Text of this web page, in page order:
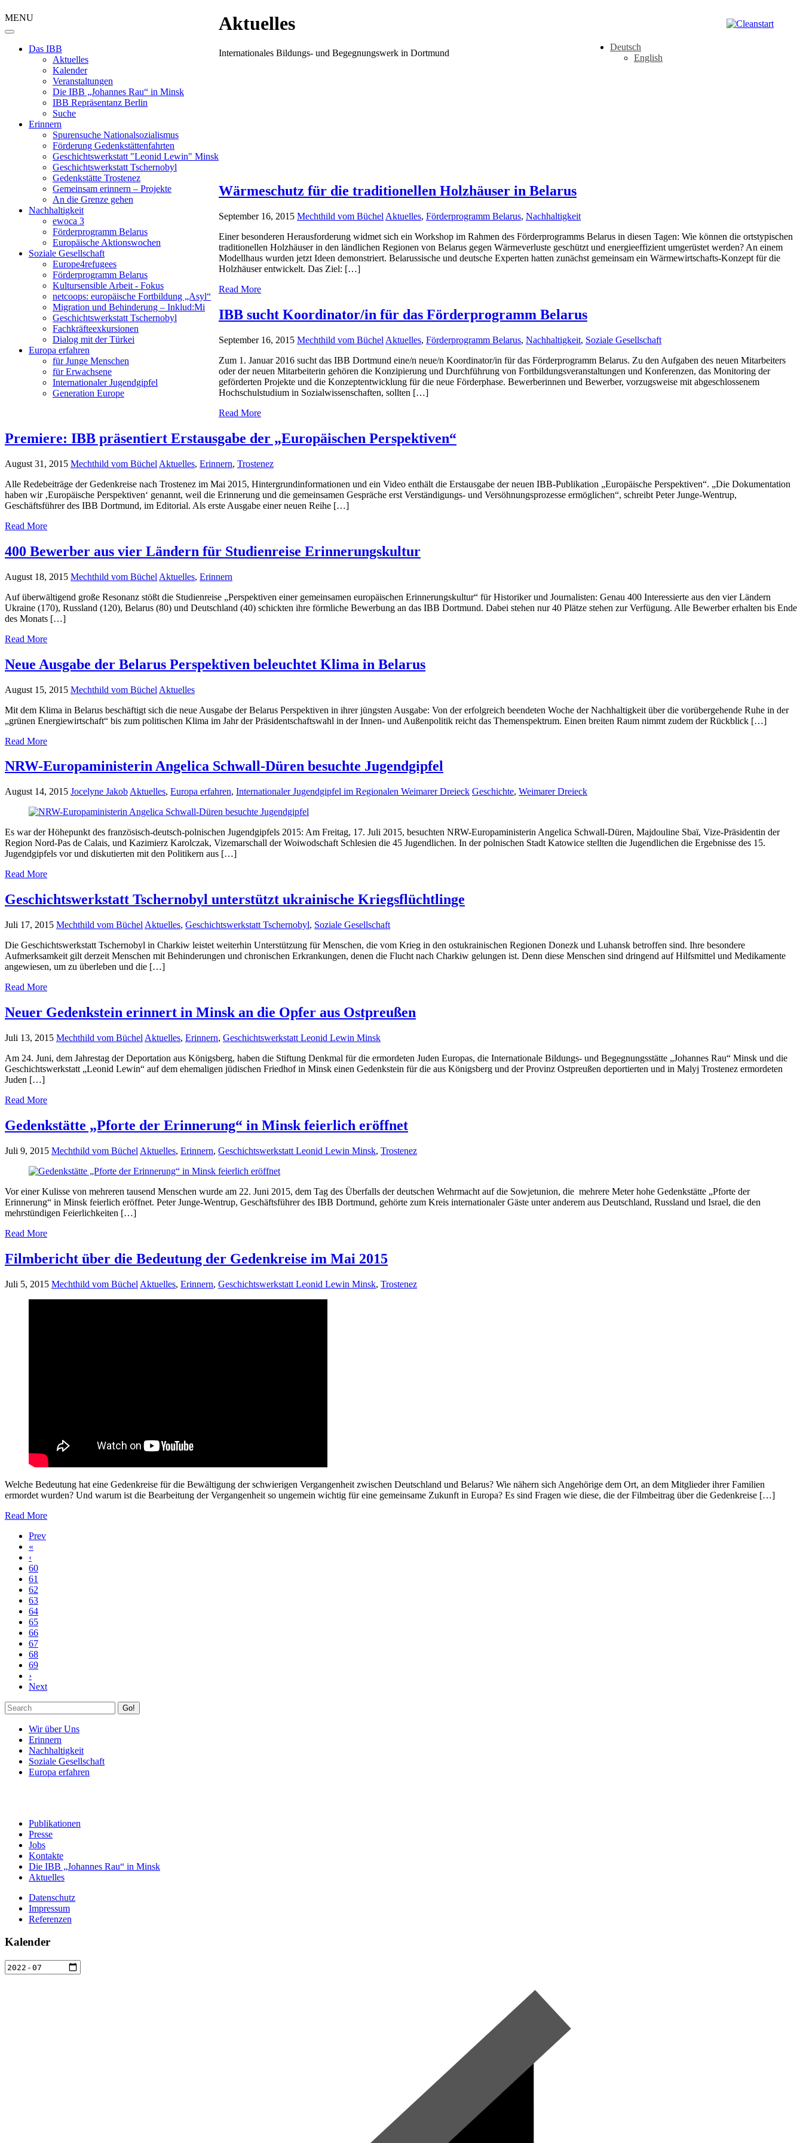
Deutsch
English
MENU
Das IBB
Aktuelles
Kalender
Veranstaltungen
Die IBB „Johannes Rau“ in Minsk
IBB Repräsentanz Berlin
Suche
Erinnern
Spurensuche Nationalsozialismus
Förderung Gedenkstättenfahrten
Geschichtswerkstatt "Leonid Lewin" Minsk
Geschichtswerkstatt Tschernobyl
Gedenkstätte Trostenez
Gemeinsam erinnern – Projekte
An die Grenze gehen
Nachhaltigkeit
ewoca 3
Förderprogramm Belarus
Europäische Aktionswochen
Soziale Gesellschaft
Europe4refugees
Förderprogramm Belarus
Kultursensible Arbeit - Fokus
netcoops: europäische Fortbildung „Asyl“
Migration und Behinderung – Inklud:Mi
Geschichtswerkstatt Tschernobyl
Fachkräfteexkursionen
Dialog mit der Türkei
Europa erfahren
für Junge Menschen
für Erwachsene
Internationaler Jugendgipfel
Generation Europe
Aktuelles
Internationales Bildungs- und Begegnungswerk in Dortmund
Wärmeschutz für die traditionellen Holzhäuser in Belarus
September 16, 2015 Mechthild vom Büchel Aktuelles, Förderprogramm Belarus, Nachhaltigkeit
Einer besonderen Herausforderung widmet sich ein Workshop im Rahmen des Förderprogramms Belarus in diesen Tagen: Wie können die ortstypischen
traditionellen Holzhäuser in den ländlichen Regionen von Belarus gegen Wärmeverluste geschützt und energieeffizient umgerüstet werden? An einem
Modellhaus wurden jetzt Ideen demonstriert. Belarussische und deutsche Experten hatten zunächst gemeinsam ein Wärmewirtschafts-Konzept für die
Holzhäuser entwickelt. Das Ziel: […]
Read More
IBB sucht Koordinator/in für das Förderprogramm Belarus
September 16, 2015 Mechthild vom Büchel Aktuelles, Förderprogramm Belarus, Nachhaltigkeit, Soziale Gesellschaft
Zum 1. Januar 2016 sucht das IBB Dortmund eine/n neue/n Koordinator/in für das Förderprogramm Belarus. Zu den Aufgaben des neuen Mitarbeiters
oder der neuen Mitarbeiterin gehören die Konzipierung und Durchführung von Fortbildungsveranstaltungen und Konferenzen, das Monitoring der
geförderten Projekte und die Konzeptentwicklung für die neue Förderphase. Bewerberinnen und Bewerber, vorzugsweise mit abgeschlossenem
Hochschulstudium in Sozialwissenschaften, sollten […]
Read More
Premiere: IBB präsentiert Erstausgabe der „Europäischen Perspektiven“
August 31, 2015 Mechthild vom Büchel Aktuelles, Erinnern, Trostenez
Alle Redebeiträge der Gedenkreise nach Trostenez im Mai 2015, Hintergrundinformationen und ein Video enthält die Erstausgabe der neuen IBB-Publikation „Europäische Perspektiven“. „Die Dokumentation
haben wir ‚Europäische Perspektiven‘ genannt, weil die Erinnerung und die gemeinsamen Gespräche erst Verständigungs- und Versöhnungsprozesse ermöglichen“, schreibt Peter Junge-Wentrup,
Geschäftsführer des IBB Dortmund, im Editorial. Als erste Ausgabe einer neuen Reihe […]
Read More
400 Bewerber aus vier Ländern für Studienreise Erinnerungskultur
August 18, 2015 Mechthild vom Büchel Aktuelles, Erinnern
Auf überwältigend große Resonanz stößt die Studienreise „Perspektiven einer gemeinsamen europäischen Erinnerungskultur“ für Historiker und Journalisten: Genau 400 Interessierte aus den vier Ländern
Ukraine (170), Russland (120), Belarus (80) und Deutschland (40) schickten ihre förmliche Bewerbung an das IBB Dortmund. Dabei stehen nur 40 Plätze stehen zur Verfügung. Alle Bewerber erhalten bis Ende
des Monats […]
Read More
Neue Ausgabe der Belarus Perspektiven beleuchtet Klima in Belarus
August 15, 2015 Mechthild vom Büchel Aktuelles
Mit dem Klima in Belarus beschäftigt sich die neue Ausgabe der Belarus Perspektiven in ihrer jüngsten Ausgabe: Von der erfolgreich beendeten Woche der Nachhaltigkeit über die vorübergehende Ruhe in der
„grünen Energiewirtschaft“ bis zum politischen Klima im Jahr der Präsidentschaftswahl in der Innen- und Außenpolitik reicht das Themenspektrum. Einen breiten Raum nimmt zudem der Rückblick […]
Read More
NRW-Europaministerin Angelica Schwall-Düren besuchte Jugendgipfel
August 14, 2015 Jocelyne Jakob Aktuelles, Europa erfahren, Internationaler Jugendgipfel im Regionalen Weimarer Dreieck Geschichte, Weimarer Dreieck
Es war der Höhepunkt des französisch-deutsch-polnischen Jugendgipfels 2015: Am Freitag, 17. Juli 2015, besuchten NRW-Europaministerin Angelica Schwall-Düren, Majdouline Sbaï, Vize-Präsidentin der
Region Nord-Pas de Calais, und Kazimierz Karolczak, Vizemarschall der Woiwodschaft Schlesien die 45 Jugendlichen. In der polnischen Stadt Katowice stellten die Jugendlichen die Ergebnisse des 15.
Jugendgipfels vor und diskutierten mit den Politikern aus […]
Read More
Geschichtswerkstatt Tschernobyl unterstützt ukrainische Kriegsflüchtlinge
Juli 17, 2015 Mechthild vom Büchel Aktuelles, Geschichtswerkstatt Tschernobyl, Soziale Gesellschaft
Die Geschichtswerkstatt Tschernobyl in Charkiw leistet weiterhin Unterstützung für Menschen, die vom Krieg in den ostukrainischen Regionen Donezk und Luhansk betroffen sind. Ihre besondere
Aufmerksamkeit gilt derzeit Menschen mit Behinderungen und chronischen Erkrankungen, denen die Flucht nach Charkiw gelungen ist. Denn diese Menschen sind dringend auf Hilfsmittel und Medikamente
angewiesen, um zu überleben und die […]
Read More
Neuer Gedenkstein erinnert in Minsk an die Opfer aus Ostpreußen
Juli 13, 2015 Mechthild vom Büchel Aktuelles, Erinnern, Geschichtswerkstatt Leonid Lewin Minsk
Am 24. Juni, dem Jahrestag der Deportation aus Königsberg, haben die Stiftung Denkmal für die ermordeten Juden Europas, die Internationale Bildungs- und Begegnungsstätte „Johannes Rau“ Minsk und die
Geschichtswerkstatt „Leonid Lewin“ auf dem ehemaligen jüdischen Friedhof in Minsk einen Gedenkstein für die aus Königsberg und der Provinz Ostpreußen deportierten und in Malyj Trostenez ermordeten
Juden […]
Read More
Gedenkstätte „Pforte der Erinnerung“ in Minsk feierlich eröffnet
Juli 9, 2015 Mechthild vom Büchel Aktuelles, Erinnern, Geschichtswerkstatt Leonid Lewin Minsk, Trostenez
Vor einer Kulisse von mehreren tausend Menschen wurde am 22. Juni 2015, dem Tag des Überfalls der deutschen Wehrmacht auf die Sowjetunion, die mehrere Meter hohe Gedenkstätte „Pforte der
Erinnerung“ in Minsk feierlich eröffnet. Peter Junge-Wentrup, Geschäftsführer des IBB Dortmund, gehörte zum Kreis internationaler Gäste unter anderem aus Deutschland, Russland und Israel, die den
mehrstündigen Feierlichkeiten […]
Read More
Filmbericht über die Bedeutung der Gedenkreise im Mai 2015
Juli 5, 2015 Mechthild vom Büchel Aktuelles, Erinnern, Geschichtswerkstatt Leonid Lewin Minsk, Trostenez
Welche Bedeutung hat eine Gedenkreise für die Bewältigung der schwierigen Vergangenheit zwischen Deutschland und Belarus? Wie nähern sich Angehörige dem Ort, an dem Mitglieder ihrer Familien
ermordet wurden? Und warum ist die Bearbeitung der Vergangenheit so ungemein wichtig für eine gemeinsame Zukunft in Europa? Es sind Fragen wie diese, die der Filmbeitrag über die Gedenkreise […]
Read More
Prev
«
‹
60
61
62
63
64
65
66
67
68
69
›
Next
Go!
Wir über Uns
Erinnern
Nachhaltigkeit
Soziale Gesellschaft
Europa erfahren
Publikationen
Presse
Jobs
Kontakte
Die IBB „Johannes Rau“ in Minsk
Aktuelles
Datenschutz
Impressum
Referenzen
Kalender